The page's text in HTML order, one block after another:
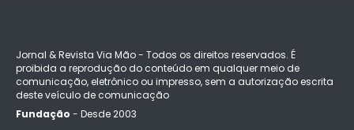
Jornal & Revista Via Mão - Todos os direitos reservados. É
proibida a reprodução do conteúdo em qualquer meio de
comunicação, eletrônico ou impresso, sem a autorização escrita
deste veículo de comunicação
Fundação - Desde 2003